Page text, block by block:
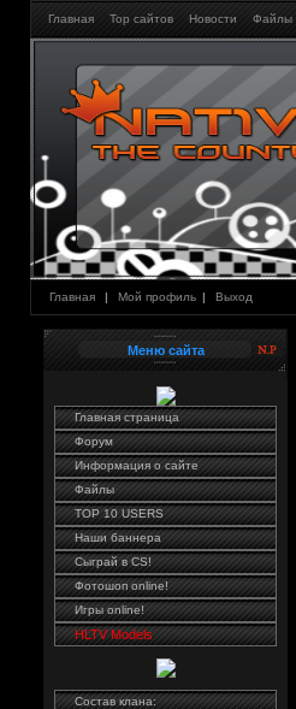
Главная Тор сайтов Новости Файлы
Главная | Мой профиль | Выход
Меню сайта
Главная страница
Форум
Информация о сайте
Файлы
TOP 10 USERS
Наши баннера
Сыграй в CS!
Фотошоп online!
Игры online!
HLTV Models
Состав клана: